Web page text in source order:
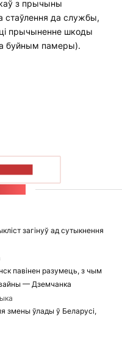
з прычыны
стаўлення да службы,
прычыненне шкоды
буйным памеры).
загінуў ад сутыкнення
павінен разумець, з чым
— Дземчанка
змены ўлады ў Беларусі,